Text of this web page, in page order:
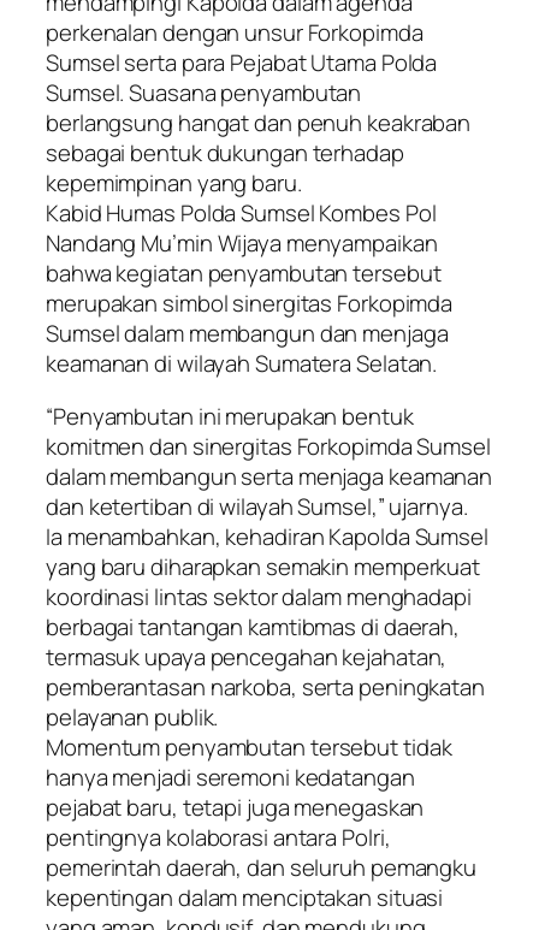
perkenalan dengan unsur Forkopimda
Sumsel serta para Pejabat Utama Polda
Sumsel. Suasana penyambutan
berlangsung hangat dan penuh keakraban
sebagai bentuk dukungan terhadap
kepemimpinan yang baru.
Kabid Humas Polda Sumsel Kombes Pol
Nandang Mu’min Wijaya menyampaikan
bahwa kegiatan penyambutan tersebut
merupakan simbol sinergitas Forkopimda
Sumsel dalam membangun dan menjaga
keamanan di wilayah Sumatera Selatan.
“Penyambutan ini merupakan bentuk
komitmen dan sinergitas Forkopimda Sumsel
dalam membangun serta menjaga keamanan
dan ketertiban di wilayah Sumsel,” ujarnya.
Ia menambahkan, kehadiran Kapolda Sumsel
yang baru diharapkan semakin memperkuat
koordinasi lintas sektor dalam menghadapi
berbagai tantangan kamtibmas di daerah,
termasuk upaya pencegahan kejahatan,
pemberantasan narkoba, serta peningkatan
pelayanan publik.
Momentum penyambutan tersebut tidak
hanya menjadi seremoni kedatangan
pejabat baru, tetapi juga menegaskan
pentingnya kolaborasi antara Polri,
pemerintah daerah, dan seluruh pemangku
kepentingan dalam menciptakan situasi